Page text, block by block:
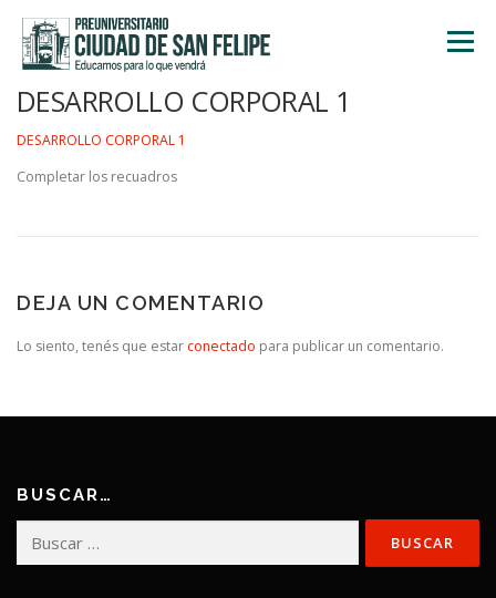
contenido
Menú
DESARROLLO CORPORAL 1
DESARROLLO CORPORAL 1
Completar los recuadros
DEJA UN COMENTARIO
Lo siento, tenés que estar conectado para publicar un comentario.
BUSCAR…